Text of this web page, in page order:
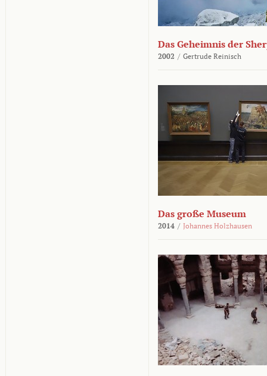
Das Geheimnis der
2002 / Gertrude Reinisch
Das große Museum
2014 / Johannes Holzhausen